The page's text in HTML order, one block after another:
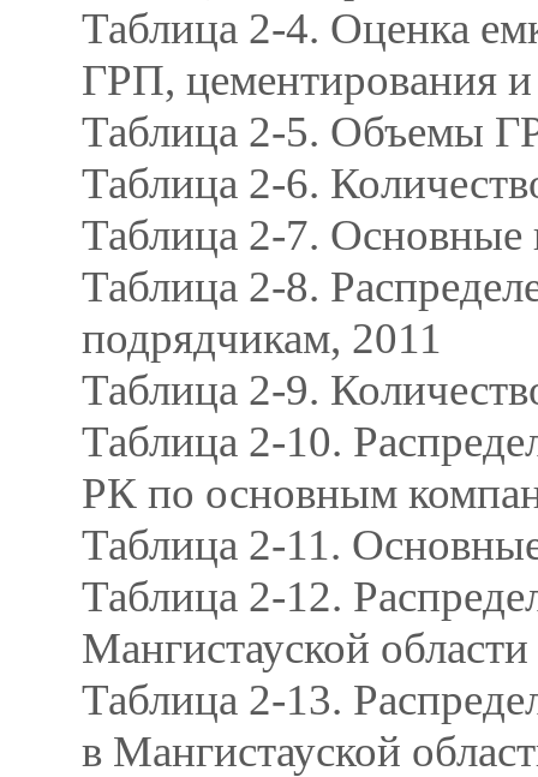
Таблица 2-4. Оценка
ГРП, цементирования
Таблица 2-5. Объемы
Таблица 2-6.
Таблица 2-7.
Таблица 2-8.
подрядчикам, 2011
Таблица 2-9.
Таблица 2-10.
РК по основным
Таблица 2-11.
Таблица 2-12.
Мангистауской
Таблица 2-13.
в Мангистауской